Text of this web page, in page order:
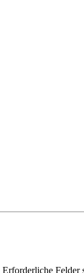
Erforderliche Felder